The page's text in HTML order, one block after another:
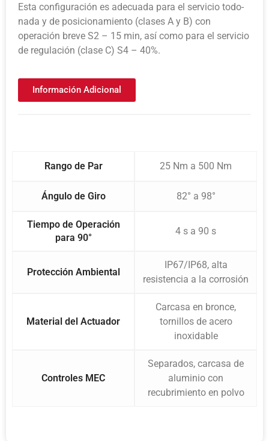
Esta configuración es adecuada para el servicio todo-
nada y de posicionamiento (clases A y B) con
operación breve S2 – 15 min, así como para el servicio
de regulación (clase C) S4 – 40%.
Información Adicional
Rango de Par 25 Nm a 500 Nm
Ángulo de Giro 82° a 98°
Tiempo de Operación
para 90°
4 s a 90 s
Protección Ambiental
IP67/IP68, alta
resistencia a la corrosión
Material del Actuador
Carcasa en bronce,
tornillos de acero
inoxidable
Controles MEC
Separados, carcasa de
aluminio con
recubrimiento en polvo